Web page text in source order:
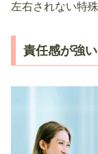
左右されない特
責任感が強い